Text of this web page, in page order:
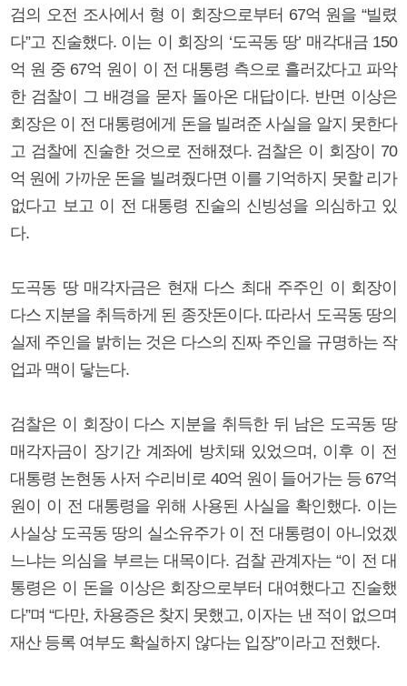
검의 오전 조사에서 형 이 회장으로부터 67억 원을 “빌렸
다”고 진술했다. 이는 이 회장의 ‘도곡동 땅’ 매각대금 150
억 원 중 67억 원이 이 전 대통령 측으로 흘러갔다고 파악
한 검찰이 그 배경을 묻자 돌아온 대답이다. 반면 이상은
회장은 이 전 대통령에게 돈을 빌려준 사실을 알지 못한다
고 검찰에 진술한 것으로 전해졌다. 검찰은 이 회장이 70
억 원에 가까운 돈을 빌려줬다면 이를 기억하지 못할 리가
없다고 보고 이 전 대통령 진술의 신빙성을 의심하고 있
다.
도곡동 땅 매각자금은 현재 다스 최대 주주인 이 회장이
다스 지분을 취득하게 된 종잣돈이다. 따라서 도곡동 땅의
실제 주인을 밝히는 것은 다스의 진짜 주인을 규명하는 작
업과 맥이 닿는다.
검찰은 이 회장이 다스 지분을 취득한 뒤 남은 도곡동 땅
매각자금이 장기간 계좌에 방치돼 있었으며, 이후 이 전
대통령 논현동 사저 수리비로 40억 원이 들어가는 등 67억
원이 이 전 대통령을 위해 사용된 사실을 확인했다. 이는
사실상 도곡동 땅의 실소유주가 이 전 대통령이 아니었겠
느냐는 의심을 부르는 대목이다. 검찰 관계자는 “이 전 대
통령은 이 돈을 이상은 회장으로부터 대여했다고 진술했
다”며 “다만, 차용증은 찾지 못했고, 이자는 낸 적이 없으며
재산 등록 여부도 확실하지 않다는 입장”이라고 전했다.